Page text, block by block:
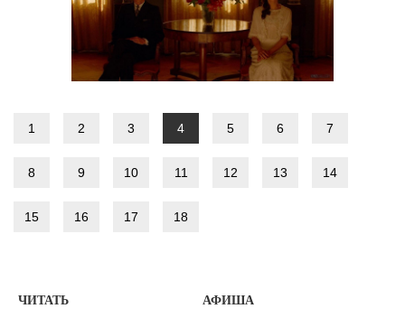
1 2 3 4 5 6 7
8 9 10 11 12 13 14
15 16 17 18
ЧИТАТЬ АФИША